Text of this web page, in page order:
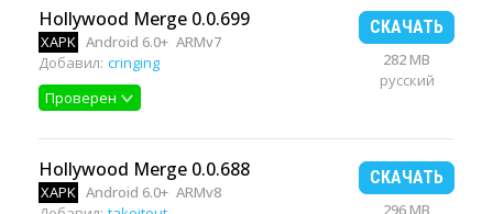
Hollywood Merge 0.0.699
XAPK Android 6.0+ ARMv7
Добавил: cringing
Проверен
СКАЧАТЬ
282 MB
русский
Hollywood Merge 0.0.688
XAPK Android 6.0+ ARMv8
СКАЧАТЬ
296 MB